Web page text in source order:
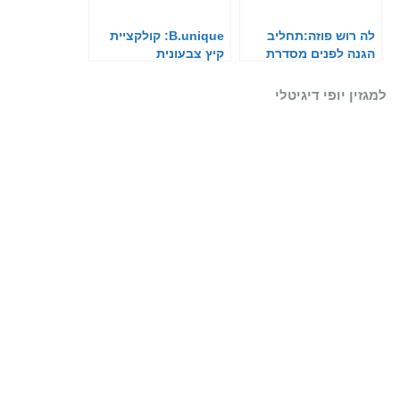
לה רוש פוזה:תחליב
הגנה לפנים מסדרת
B.unique: קולקציית
קיץ צבעונית
למגזין יופי דיגיטלי